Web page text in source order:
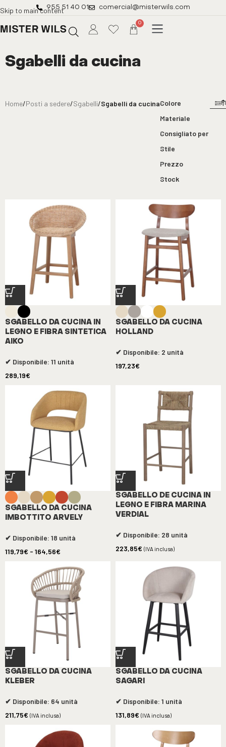
Skip to main content955 51 40 01 comercial@misterwils.com
0
Sgabelli da cucina
Home/Posti a sedere/Sgabelli/Sgabelli da cucinaColore
Materiale
Consigliato per
Stile
Prezzo
Stock
SGABELLO DA CUCINA IN
LEGNO E FIBRA SINTETICA
AIKO
✔ Disponibile: 11 unità
289,19€
SGABELLO DA CUCINA
HOLLAND
✔ Disponibile: 2 unità
197,23€
SGABELLO DA CUCINA
IMBOTTITO ARVELY
✔ Disponibile: 18 unità
119,79€ - 164,56€
SGABELLO DE CUCINA IN
LEGNO E FIBRA MARINA
VERDIAL
✔ Disponibile: 28 unità
223,85€ (IVA inclusa)
SGABELLO DA CUCINA
KLEBER
✔ Disponibile: 64 unità
211,75€ (IVA inclusa)
SGABELLO DA CUCINA
SAGARI
✔ Disponibile: 1 unità
131,89€ (IVA inclusa)